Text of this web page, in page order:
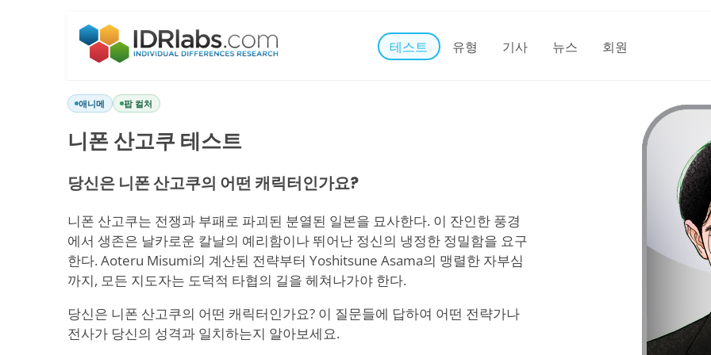
테스트 유형 기사 뉴스 회원
애니메 팝 컬처
니폰 산고쿠 테스트
당신은 니폰 산고쿠의 어떤 캐릭터인가요?
니폰 산고쿠는 전쟁과 부패로 파괴된 분열된 일본을 묘사한다. 이 잔인한 풍경
에서 생존은 날카로운 칼날의 예리함이나 뛰어난 정신의 냉정한 정밀함을 요구
한다. Aoteru Misumi의 계산된 전략부터 Yoshitsune Asama의 맹렬한 자부심
까지, 모든 지도자는 도덕적 타협의 길을 헤쳐나가야 한다.
당신은 니폰 산고쿠의 어떤 캐릭터인가요? 이 질문들에 답하여 어떤 전략가나
전사가 당신의 성격과 일치하는지 알아보세요.